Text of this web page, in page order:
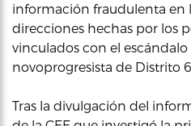
información fraudulenta en
direcciones hechas por los
vinculados con el
novoprogresista de Distrito
Tras la divulgación del